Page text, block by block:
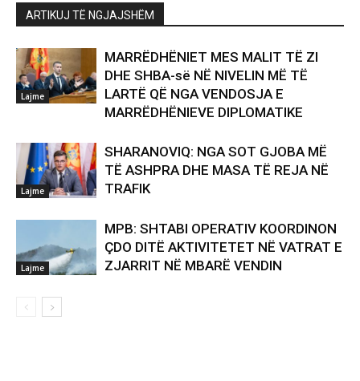
ARTIKUJ TË NGJAJSHËM
Lajme
MARRËDHËNIET MES MALIT TË ZI
DHE SHBA-së NË NIVELIN MË TË
LARTË QË NGA VENDOSJA E
MARRËDHËNIEVE DIPLOMATIKE
Lajme
SHARANOVIQ: NGA SOT GJOBA MË
TË ASHPRA DHE MASA TË REJA NË
TRAFIK
Lajme
MPB: SHTABI OPERATIV KOORDINON
ÇDO DITË AKTIVITETET NË VATRAT E
ZJARRIT NË MBARË VENDIN